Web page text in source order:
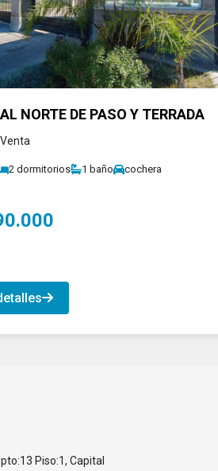
NORTE DE PASO Y TERRADA
2 dormitorios 1 baño cochera
Piso:1, Capital